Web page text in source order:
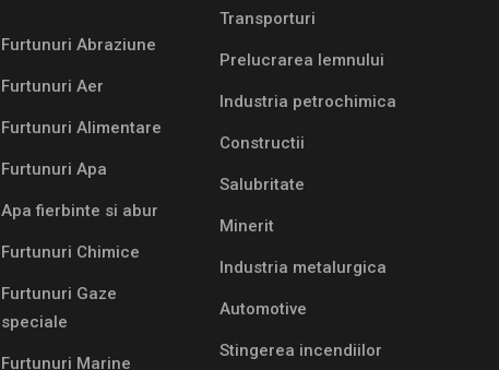
Furtunuri Abraziune
Furtunuri Aer
Furtunuri Alimentare
Furtunuri Apa
Apa fierbinte si abur
Furtunuri Chimice
Furtunuri Gaze
speciale
Furtunuri Marine
Transporturi
Prelucrarea lemnului
Industria petrochimica
Constructii
Salubritate
Minerit
Industria metalurgica
Automotive
Stingerea incendiilor